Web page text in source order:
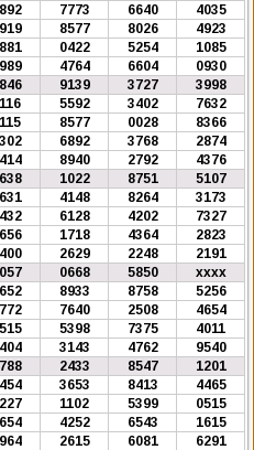
7773 6640
4035
8577 8026
4923
0422 5254
1085
4764 6604
0930
9139 3727
3998
5592 3402
7632
8577 0028
8366
6892 3768
2874
8940 2792
4376
1022 8751
5107
4148 8264
3173
6128 4202
7327
1718 4364
2823
2629 2248
2191
0668 5850
xxxx
8933 8758
5256
7640 2508
4654
5398 7375
4011
3143 4762
9540
2433 8547
1201
3653 8413
4465
1102 5399
0515
4252 6543
1615
2615 6081
6291